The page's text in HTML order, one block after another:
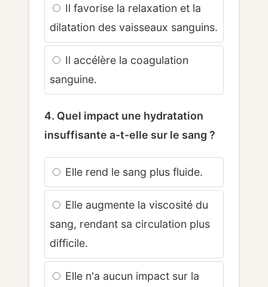
Il favorise la relaxation et la
dilatation des vaisseaux sanguins.
Il accélère la coagulation
sanguine.
4. Quel impact une hydratation
insuffisante a-t-elle sur le sang ?
Elle rend le sang plus fluide.
Elle augmente la viscosité du
sang, rendant sa circulation plus
difficile.
Elle n'a aucun impact sur la